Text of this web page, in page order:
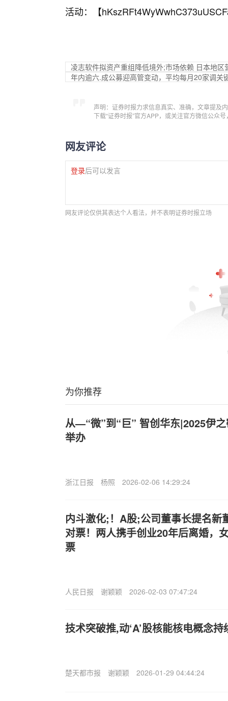
活动：【
凌志软件拟资产重组降低境外;市场依赖 日本地
年内逾六.成公募迎高管变动，平均每月20家调关
声明：证券时报力求信息真实、准确，文章提及
下载“证券时报”官方APP，或关注官方微信公众
网友评论
登录后可以发言
网友评论仅供其表达个人看法，并不表明证券时报立场
为你推荐
从—“微”到“巨” 智创华东|2025伊
举办
浙江日报 杨照 2026-02-06 14:29:24
内斗激化;！A股;公司董事长提名新
对票！两人携手创业20年后离婚，
票
人民日报 谢颖颖 2026-02-03 07:47:24
技术突破推,动‘A’股核能核电概念持
楚天都市报 谢颖颖 2026-01-29 04:44:24